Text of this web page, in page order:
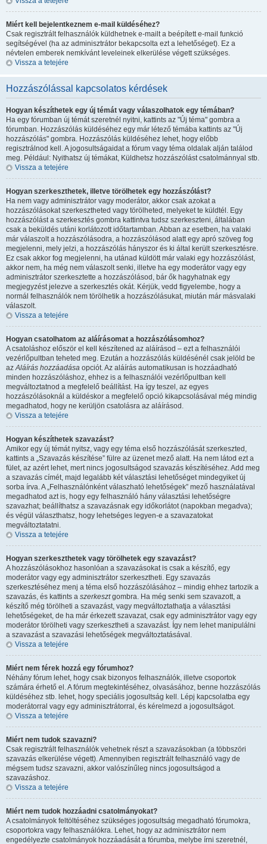
Miért kell bejelentkeznem e-mail küldéséhez?
Csak regisztrált felhasználók küldhetnek e-mailt a beépített e-mail funkció
segítségével (ha az adminisztrátor bekapcsolta ezt a lehetőséget). Ez a
névtelen emberek nemkívánt leveleinek elkerülése végett szükséges.
Vissza a tetejére
Hozzászólással kapcsolatos kérdések
Hogyan készíthetek egy új témát vagy válaszolhatok egy témában?
Ha egy fórumban új témát szeretnél nyitni, kattints az "Új téma" gombra a
fórumban. Hozzászólás küldéséhez egy már létező témába kattints az "Új
hozzászólás" gombra. Hozzászólás küldéséhez lehet, hogy előbb
regisztrálnod kell. A jogosultságaidat a fórum vagy téma oldalak alján találod
meg. Például: Nyithatsz új témákat, Küldhetsz hozzászólást csatolmánnyal stb.
Vissza a tetejére
Hogyan szerkeszthetek, illetve törölhetek egy hozzászólást?
Ha nem vagy adminisztrátor vagy moderátor, akkor csak azokat a
hozzászólásokat szerkesztheted vagy törölheted, melyeket te küldtél. Egy
hozzászólást a szerkesztés gombra kattintva tudsz szerkeszteni, általában
csak a beküldés utáni korlátozott időtartamban. Abban az esetben, ha valaki
már válaszolt a hozzászólásodra, a hozzászólásod alatt egy apró szöveg fog
megjelenni, mely jelzi, a hozzászólás hányszor és ki által került szerkesztésre.
Ez csak akkor fog megjelenni, ha utánad küldött már valaki egy hozzászólást,
akkor nem, ha még nem válaszolt senki, illetve ha egy moderátor vagy egy
adminisztrátor szerkesztette a hozzászólásod, bár ők hagyhatnak egy
megjegyzést jelezve a szerkesztés okát. Kérjük, vedd figyelembe, hogy a
normál felhasználók nem törölhetik a hozzászólásukat, miután már másvalaki
válaszolt.
Vissza a tetejére
Hogyan csatolhatom az aláírásomat a hozzászólásomhoz?
A csatoláshoz először el kell készítened az aláírásod – ezt a felhasználói
vezérlőpultban teheted meg. Ezután a hozzászólás küldésénél csak jelöld be
azAláírás hozzáadása opciót. Az aláírás automatikusan is hozzáadható
minden hozzászóláshoz, ehhez is a felhasználói vezérlőpultban kell
megváltoztatnod a megfelelő beállítást. Ha így teszel, az egyes
hozzászólásoknál a küldéskor a megfelelő opció kikapcsolásával még mindig
megadhatod, hogy ne kerüljön csatolásra az aláírásod.
Vissza a tetejére
Hogyan készíthetek szavazást?
Amikor egy új témát nyitsz, vagy egy téma első hozzászólását szerkeszted,
kattints a „Szavazás készítése” fülre az üzenet mező alatt. Ha nem látod ezt a
fület, az azért lehet, mert nincs jogosultságod szavazás készítéséhez. Add meg
a szavazás címét, majd legalább két választási lehetőséget mindegyiket új
sorba írva. A „Felhasználónként válaszható lehetőségek” mező használatával
megadhatod azt is, hogy egy felhasználó hány választási lehetőségre
szavazhat; beállíthatsz a szavazásnak egy időkorlátot (napokban megadva);
és végül választhatsz, hogy lehetséges legyen-e a szavazatokat
megváltoztatatni.
Vissza a tetejére
Hogyan szerkeszthetek vagy törölhetek egy szavazást?
A hozzászólásokhoz hasonlóan a szavazásokat is csak a készítő, egy
moderátor vagy egy adminisztrátor szerkesztheti. Egy szavazás
szerkesztéséhez menj a téma első hozzászólásához – mindig ehhez tartozik a
szavazás, és kattints a szerkesztgombra. Ha még senki sem szavazott, a
készítő még törölheti a szavazást, vagy megváltoztathatja a választási
lehetőségeket, de ha már érkezett szavazat, csak egy adminisztrátor vagy egy
moderátor törölheti vagy szerkesztheti a szavazást. Így nem lehet manipulálni
a szavazást a szavazási lehetőségek megváltoztatásával.
Vissza a tetejére
Miért nem férek hozzá egy fórumhoz?
Néhány fórum lehet, hogy csak bizonyos felhasználók, illetve csoportok
számára érhető el. A fórum megtekintéséhez, olvasásához, benne hozzászólás
küldéséhez stb. lehet, hogy speciális jogosultság kell. Lépj kapcsolatba egy
moderátorral vagy egy adminisztrátorral, és kérelmezd a jogosultságot.
Vissza a tetejére
Miért nem tudok szavazni?
Csak regisztrált felhasználók vehetnek részt a szavazásokban (a többszöri
szavazás elkerülése végett). Amennyiben regisztrált felhasználó vagy de
mégsem tudsz szavazni, akkor valószínűleg nincs jogosultságod a
szavazáshoz.
Vissza a tetejére
Miért nem tudok hozzáadni csatolmányokat?
A csatolmányok feltöltéséhez szükséges jogosultság megadható fórumokra,
csoportokra vagy felhasználókra. Lehet, hogy az adminisztrátor nem
engedélyezte csatolmányok hozzáadását a fórumba, melybe írni szeretnél,